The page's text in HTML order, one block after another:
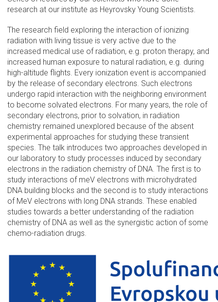
research at our institute as Heyrovsky Young Scientists.
The research field exploring the interaction of ionizing
radiation with living tissue is very active due to the
increased medical use of radiation, e.g. proton therapy, and
increased human exposure to natural radiation, e.g. during
high-altitude flights. Every ionization event is accompanied
by the release of secondary electrons. Such electrons
undergo rapid interaction with the neighboring environment
to become solvated electrons. For many years, the role of
secondary electrons, prior to solvation, in radiation
chemistry remained unexplored because of the absent
experimental approaches for studying these transient
species. The talk introduces two approaches developed in
our laboratory to study processes induced by secondary
electrons in the radiation chemistry of DNA. The first is to
study interactions of meV electrons with microhydrated
DNA building blocks and the second is to study interactions
of MeV electrons with long DNA strands. These enabled
studies towards a better understanding of the radiation
chemistry of DNA as well as the synergistic action of some
chemo-radiation drugs.